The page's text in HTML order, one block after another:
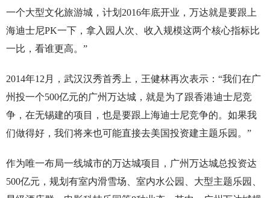
一个大型文化旅游城，计划2016年底开业，万达就是要跟上
海迪士尼PK一下，拿入园人次、收入规模这两个核心指标比
一比，看谁更高。”
2014年12月，武汉汉秀首秀上，王健林再次表示：“我们在广
州投一个500亿元的广州万达城，就是为了跟香港迪士尼竞
争，在无锡建的项目，也是要跟上海迪士尼竞争的。如果我
们做得好，我们将来也可能直接去美国投资建主题乐园。”
作为唯一布局一线城市的万达城项目，广州万达城总投资达
500亿元，规划有室内滑雪场、室内水公园、大型主题乐园、